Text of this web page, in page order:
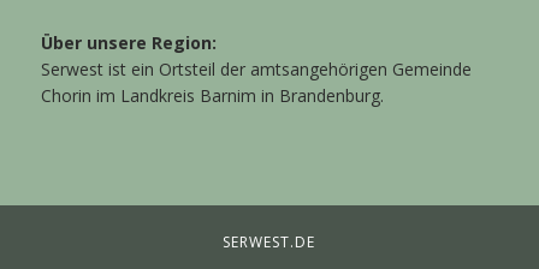
Über unsere Region:
Serwest ist ein Ortsteil der amtsangehörigen Gemeinde
Chorin im Landkreis Barnim in Brandenburg.
SERWEST.DE